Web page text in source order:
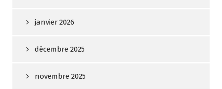
janvier 2026
décembre 2025
novembre 2025